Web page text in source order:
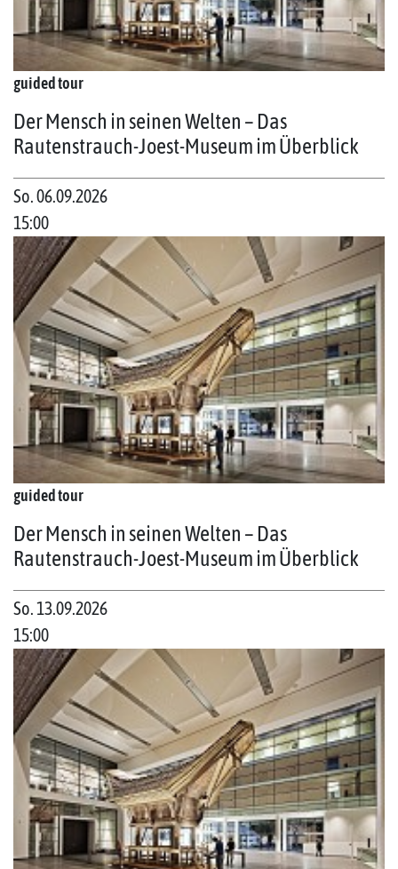
guided tour
Der Mensch in seinen Welten – Das
Rautenstrauch-Joest-Museum im Überblick
So. 06.09.2026
15:00
guided tour
Der Mensch in seinen Welten – Das
Rautenstrauch-Joest-Museum im Überblick
So. 13.09.2026
15:00